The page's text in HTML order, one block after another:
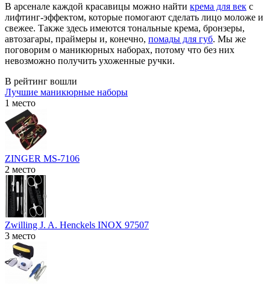
В арсенале каждой красавицы можно найти крема для век с
лифтинг-эффектом, которые помогают сделать лицо моложе и
свежее. Также здесь имеются тональные крема, бронзеры,
автозагары, праймеры и, конечно, помады для губ. Мы же
поговорим о маникюрных наборах, потому что без них
невозможно получить ухоженные ручки.
В рейтинг вошли
Лучшие маникюрные наборы
1 место
ZINGER MS-7106
2 место
Zwilling J. A. Henckels INOX 97507
3 место